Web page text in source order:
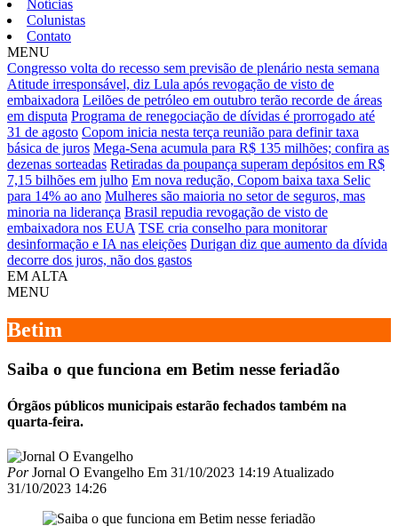
Notícias
Colunistas
Contato
MENU
Congresso volta do recesso sem previsão de plenário nesta semana
Atitude irresponsável, diz Lula após revogação de visto de
embaixadora Leilões de petróleo em outubro terão recorde de áreas
em disputa Programa de renegociação de dívidas é prorrogado até
31 de agosto Copom inicia nesta terça reunião para definir taxa
básica de juros Mega-Sena acumula para R$ 135 milhões; confira as
dezenas sorteadas Retiradas da poupança superam depósitos em R$
7,15 bilhões em julho Em nova redução, Copom baixa taxa Selic
para 14% ao ano Mulheres são maioria no setor de seguros, mas
minoria na liderança Brasil repudia revogação de visto de
embaixadora nos EUA TSE cria conselho para monitorar
desinformação e IA nas eleições Durigan diz que aumento da dívida
decorre dos juros, não dos gastos
EM ALTA
MENU
Betim
Saiba o que funciona em Betim nesse feriadão
Órgãos públicos municipais estarão fechados também na
quarta-feira.
PorJornal O Evangelho Em 31/10/2023 14:19 Atualizado
31/10/2023 14:26